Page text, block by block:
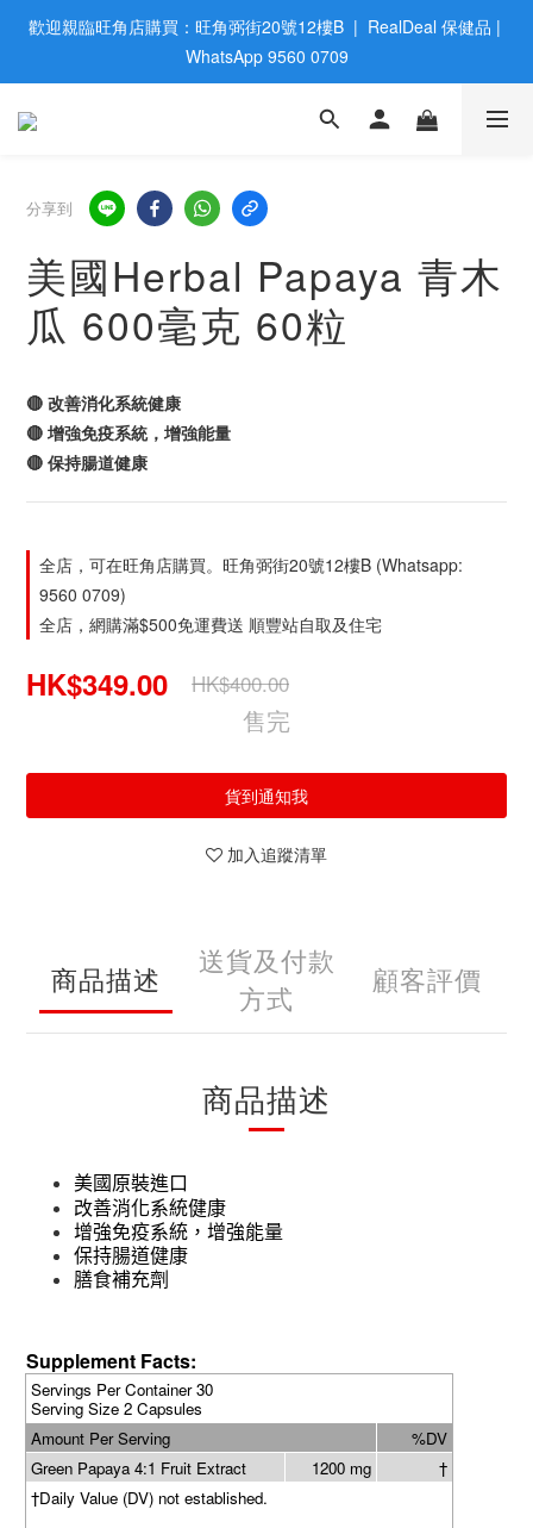
歡迎親臨旺角店購買：旺角弼街20號12樓B  |  RealDeal 保健品 |
WhatsApp 9560 0709
歡迎親臨旺角店購買：旺角弼街20號12樓B  |  RealDeal 保健品 |
WhatsApp 9560 0709
會員大升級 | 於12個月内消費滿$2200，即成爲黃金會員 | 消費滿
網站購買滿$500，免運費送貨 | Free Delivery on HK $500 Online
Order
歡迎親臨旺角店購買：旺角弼街20號12樓B  |  RealDeal 保健品 |
WhatsApp 9560 0709
分享到
美國Herbal Papaya 青木
瓜 600毫克 60粒
🔴 改善消化系統健康
🔴 增強免疫系統，增強能量
🔴 保持腸道健康
全店，可在旺角店購買。旺角弼街20號12樓B (Whatsapp:
9560 0709)
全店，網購滿$500免運費送 順豐站自取及住宅
HK$349.00 HK$400.00
售完
貨到通知我
加入追蹤清單
商品描述
送貨及付款
方式
顧客評價
商品描述
美國原裝進口
改善消化系統健康
增強免疫系統，增強能量
保持腸道健康
膳食補充劑
Supplement Facts:
Servings Per Container 30
Serving Size 2 Capsules
Amount Per Serving
%DV
Green Papaya 4:1 Fruit Extract
1200 mg
†
†Daily Value (DV) not established.